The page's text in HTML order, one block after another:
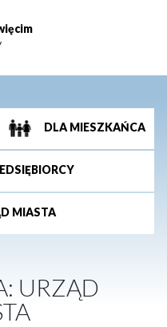
DLA MIESZKAŃCA
MIASTA
URZĄD